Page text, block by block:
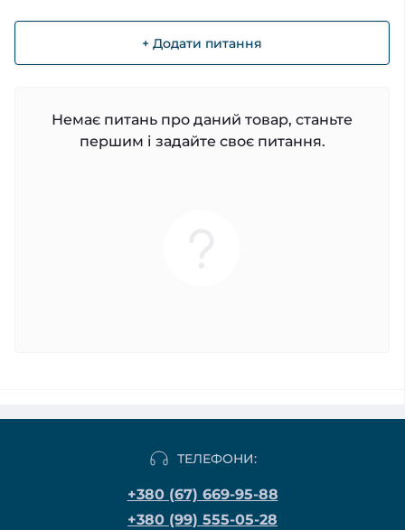
+ Додати питання
Немає питань про даний товар, станьте
першим і задайте своє питання.
ТЕЛЕФОНИ:
+380 (67) 669-95-88
+380 (99) 555-05-28